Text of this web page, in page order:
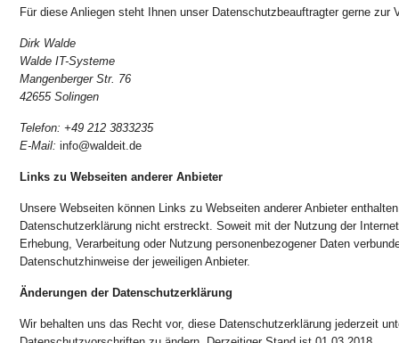
Für diese Anliegen steht Ihnen unser Datenschutzbeauftragter gerne zur
Dirk Walde
Walde IT-Systeme
Mangenberger Str. 76
42655 Solingen
Telefon: +49 212 3833235
E-Mail: info@waldeit.de
Links zu Webseiten anderer Anbieter
Unsere Webseiten können Links zu Webseiten anderer Anbieter
Datenschutzerklärung nicht erstreckt. Soweit mit der Nutzung der
Erhebung, Verarbeitung oder Nutzung personenbezogener Daten
Datenschutzhinweise der jeweiligen Anbieter.
Änderungen der Datenschutzerklärung
Wir behalten uns das Recht vor, diese Datenschutzerklärung jederzeit